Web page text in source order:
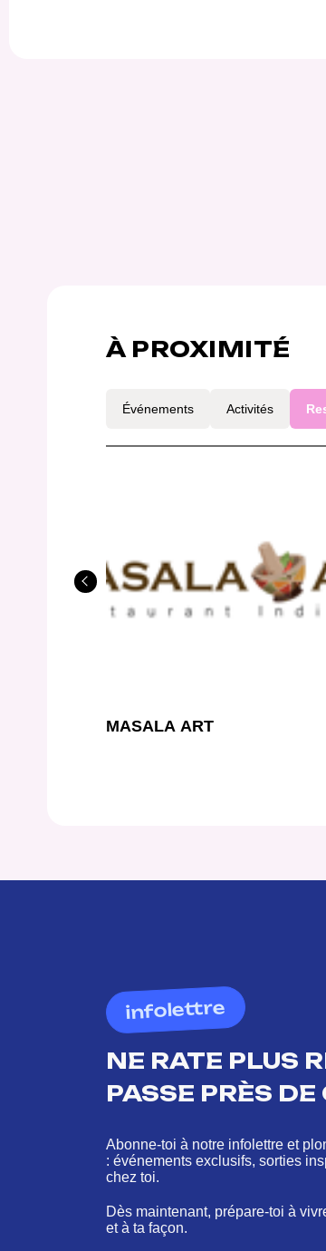
À PROXIMITÉ
Événements Activités
MASALA ART
infolettre
NE RATE PLUS
PASSE PRÈS DE
Abonne-toi à notre infolettre et
: événements exclusifs, sorties
chez toi.
Dès maintenant, prépare-toi à
et à ta façon.